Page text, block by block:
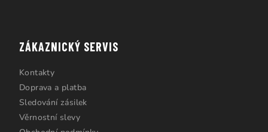
ZÁKAZNICKÝ SERVIS
Kontakty
Doprava a platba
Sledování zásilek
Věrnostní slevy